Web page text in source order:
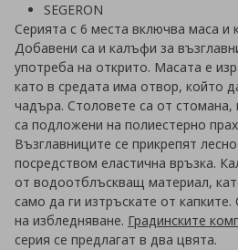
SEGERON
Серията с 6 места включва маса и
Добавени са и калъфи за
употреба на открито. Масата е
като в средата има отвор, който
чадъра. Столовете са от стомана,
са подложени на полиестерно
Възглавниците се прикрепят
посредством еластична връзка.
от водоотблъскващ материал,
само да ги изтръскате от
на избледняване. Градинските
серия се предлагат в два цвята.